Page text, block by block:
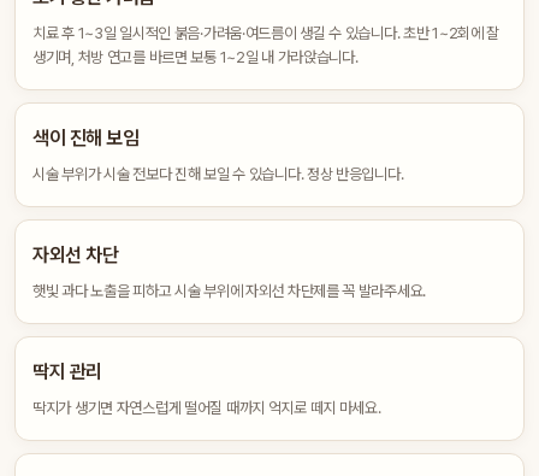
치료 후 1~3일 일시적인 붉음·가려움·여드름이 생길 수 있습니다. 초반 1~2회에 잘
생기며, 처방 연고를 바르면 보통 1~2일 내 가라앉습니다.
색이 진해 보임
시술 부위가 시술 전보다 진해 보일 수 있습니다. 정상 반응입니다.
자외선 차단
햇빛 과다 노출을 피하고 시술 부위에 자외선 차단제를 꼭 발라주세요.
딱지 관리
딱지가 생기면 자연스럽게 떨어질 때까지 억지로 떼지 마세요.